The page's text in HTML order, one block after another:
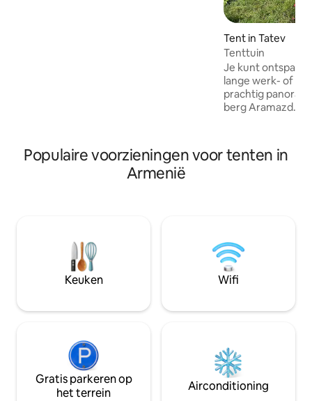
Tent in Tatev
Tenttuin
Je kunt ontspannen
lange werk- of rit
prachtig
berg Aramazd.
tenttuin kun je
we met liefde
Populaire voorzieningen voor tenten in
Armenië
Keuken Wifi
Gratis parkeren op
het terrein
Airconditioning